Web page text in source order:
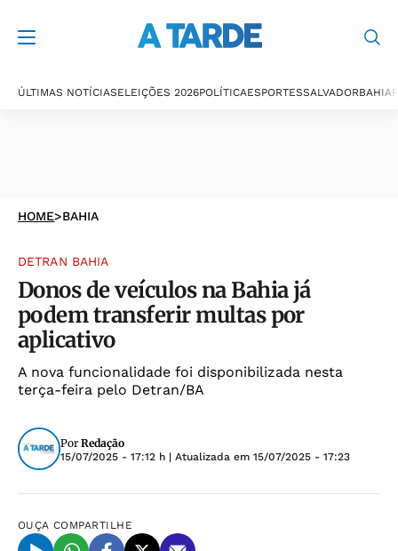
ÚLTIMAS NOTÍCIASELEIÇÕES 2026POLÍTICAESPORTESSALVADORBAHIA
HOME>BAHIA
DETRAN BAHIA
Donos de veículos na Bahia já
podem transferir multas por
aplicativo
A nova funcionalidade foi disponibilizada nesta
terça-feira pelo Detran/BA
Por Redação
15/07/2025 - 17:12 h | Atualizada em 15/07/2025 - 17:23
OUÇA COMPARTILHE